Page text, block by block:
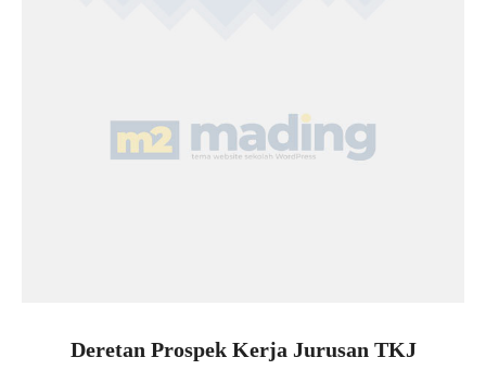
Deretan Prospek Kerja Jurusan TKJ